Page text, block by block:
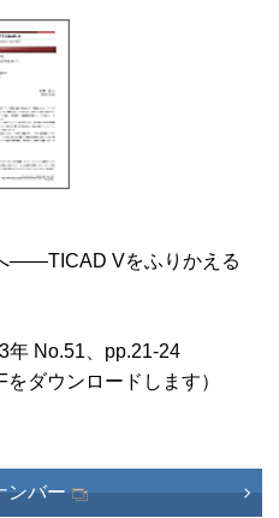
——TICAD Vをふりかえる
年 No.51、pp.21-24
ダウンロードします）
ンバー